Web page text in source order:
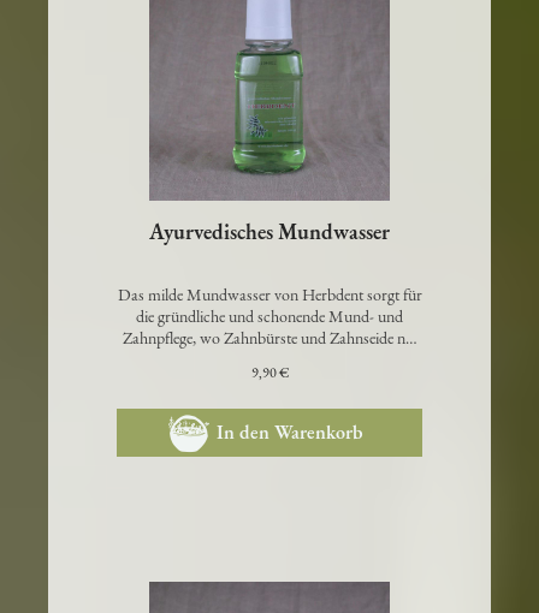
Das milde Mundwasser von Herbdent sorgt für
die gründliche und schonende Mund- und
Zahnpflege, wo Zahnbürste und Zahnseide n…
In den Warenkorb